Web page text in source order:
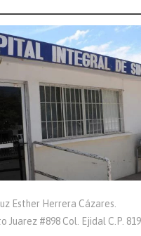
Esther Herrera Cázares.
Juarez #898 Col. Ejidal C.P.